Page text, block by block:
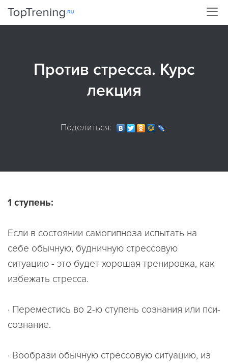
Против стресса. Курс
лекция
Поделиться:
1 ступень:
Если в состоянии самогипноза испытать на
себе обычную, будничную стрессовую
ситуацию - это будет хорошая тренировка, как
избежать стресса.
· Переместись во 2-ю ступень сознания или пси-
сознание.
· Вообрази обычную стрессовую ситуацию, из